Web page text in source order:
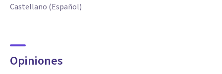
Castellano (Español)
Opiniones